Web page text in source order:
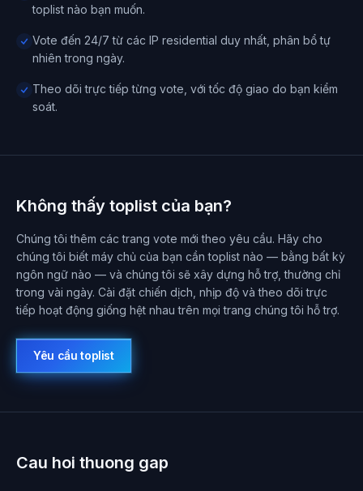
toplist nào bạn muốn.
Vote đến 24/7 từ các IP residential duy nhất, phân bổ tự
nhiên trong ngày.
Theo dõi trực tiếp từng vote, với tốc độ giao do bạn kiểm
soát.
Không thấy toplist của bạn?
Chúng tôi thêm các trang vote mới theo yêu cầu. Hãy cho
chúng tôi biết máy chủ của bạn cần toplist nào — bằng bất kỳ
ngôn ngữ nào — và chúng tôi sẽ xây dựng hỗ trợ, thường chỉ
trong vài ngày. Cài đặt chiến dịch, nhịp độ và theo dõi trực
tiếp hoạt động giống hệt nhau trên mọi trang chúng tôi hỗ trợ.
Yêu cầu toplist
Cau hoi thuong gap